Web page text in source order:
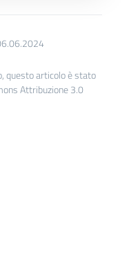
questo articolo è stato
Attribuzione 3.0